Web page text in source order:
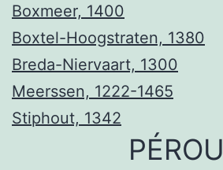
Boxmeer, 1400
Boxtel-Hoogstraten, 1380
Breda-Niervaart, 1300
Meerssen, 1222-1465
Stiphout, 1342
PÉROU